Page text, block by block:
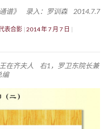
谱》 录入：罗训森 2014.7.7
表合影 2014 年 7 月 7 日
在齐夫人 右1，罗卫东院长兼
编